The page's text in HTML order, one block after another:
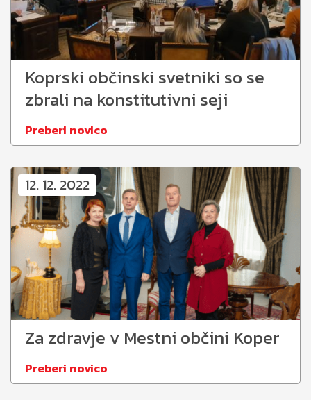
Koprski občinski svetniki so se
zbrali na konstitutivni seji
Preberi novico
12. 12. 2022
Za zdravje v Mestni občini Koper
Preberi novico